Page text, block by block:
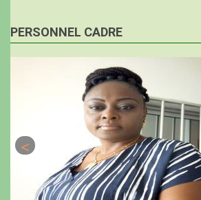
PERSONNEL CADRE